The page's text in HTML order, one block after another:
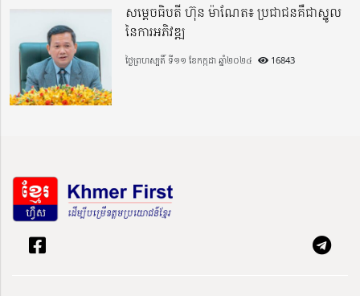
សម្តេចធិបតី ហ៊ុន ម៉ាណែត៖ ប្រជាជនគឺជាស្នូល
នៃការអភិវឌ្ឍ
ថ្ងៃព្រហស្បតិ៍ ទី១១ ខែកក្កដា ឆ្នាំ២០២៤ 16843